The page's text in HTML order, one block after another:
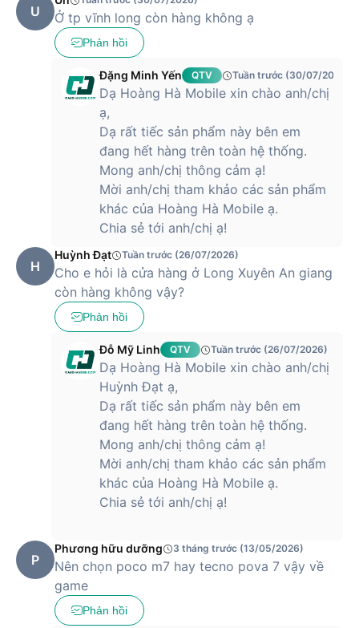
U Ở tp vĩnh long còn hàng không ạ
Phản hồi
Đặng Minh Yến QTV Tuần trước (30/07/2026)
Dạ Hoàng Hà Mobile xin chào anh/chị
ạ,
Dạ rất tiếc sản phẩm này bên em
đang hết hàng trên toàn hệ thống.
Mong anh/chị thông cảm ạ!
Mời anh/chị tham khảo các sản phẩm
khác của Hoàng Hà Mobile ạ.
Chia sẻ tới anh/chị ạ!
H
Huỳnh Đạt Tuần trước (26/07/2026)
Cho e hỏi là cửa hàng ở Long Xuyên An giang
còn hàng không vậy?
Phản hồi
Đỗ Mỹ Linh QTV Tuần trước (26/07/2026)
Dạ Hoàng Hà Mobile xin chào anh/chị
Huỳnh Đạt ạ,
Dạ rất tiếc sản phẩm này bên em
đang hết hàng trên toàn hệ thống.
Mong anh/chị thông cảm ạ!
Mời anh/chị tham khảo các sản phẩm
khác của Hoàng Hà Mobile ạ.
Chia sẻ tới anh/chị ạ!
P
Phương hữu dưỡng 3 tháng trước (13/05/2026)
Nên chọn poco m7 hay tecno pova 7 vậy về
game
Phản hồi